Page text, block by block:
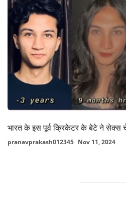
भारत के इस पूर्व क्रिकेटर के बेटे ने सेक्स
pranavprakash012345 Nov 11, 2024